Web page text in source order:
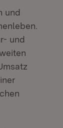
und
und